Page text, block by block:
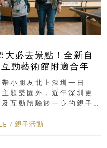
必去景點！全新自
動藝術館附適合年
小朋友北上深圳一日
題樂園外，近年深圳更
互動體驗於一身的親子
/ 親子活動